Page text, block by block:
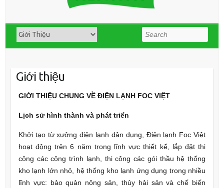
Search
Giới thiệu
GIỚI THIỆU CHUNG VỀ ĐIỆN LẠNH FOC VIỆT
Lịch sử hình thành và phát triển
Khởi tạo từ xưởng điện lạnh dân dụng, Điện lạnh Foc Việt
hoạt động trên 6 năm trong lĩnh vực thiết kế, lắp đặt thi
công các công trình lạnh, thi công các gói thầu hệ thống
kho lạnh lớn nhỏ, hệ thống kho lạnh ứng dụng trong nhiều
lĩnh vực: bảo quản nông sản, thủy hải sản và chế biến